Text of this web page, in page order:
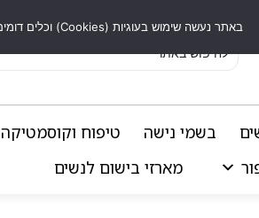
בשמי נישה
טיפוח וקוסמטיקה
מארזי בישום לנשים
באתר נעשה שימוש בעוגיות (Cookies) וכלים דומים לשיפור חוויית הגלישה, התאמת תוכן אישי וביצוע ניתוחים סטטיסטיים.